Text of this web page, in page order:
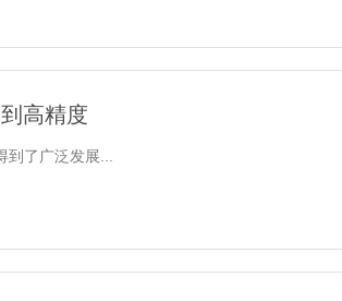
高精度
了广泛发展...